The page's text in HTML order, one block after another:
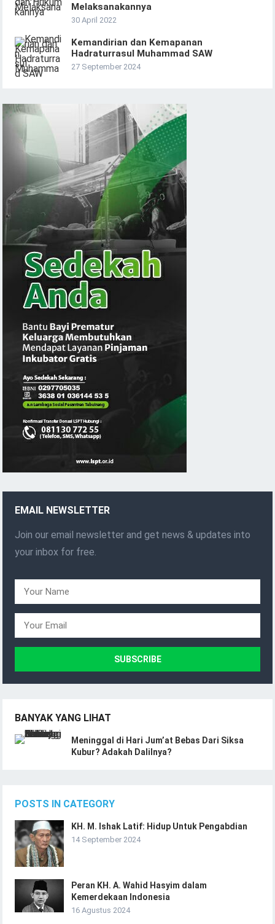
Melaksanakannya
30 April 2022
Kemandirian dan Kemapanan
Hadraturrasul Muhammad SAW
27 September 2024
EMAIL NEWSLETTER
Join our email newsletter and get news & updates into
your inbox for free.
BANYAK YANG LIHAT
Meninggal di Hari Jum’at Bebas Dari Siksa
Kubur? Adakah Dalilnya?
POSTS IN CATEGORY
KH. M. Ishak Latif: Hidup Untuk Pengabdian
14 September 2024
Peran KH. A. Wahid Hasyim dalam
Kemerdekaan Indonesia
16 Agustus 2024